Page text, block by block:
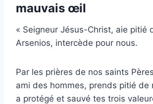
mauvais œil
« Seigneur Jésus-Christ, aie pitié
Arsenios, intercède pour nous.
Par les prières de nos saints
ami des hommes, prends pitié de
a protégé et sauvé tes trois